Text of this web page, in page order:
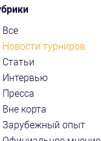
Все
Новости турниров
Статьи
Интервью
Пресса
Вне корта
Зарубежный опыт